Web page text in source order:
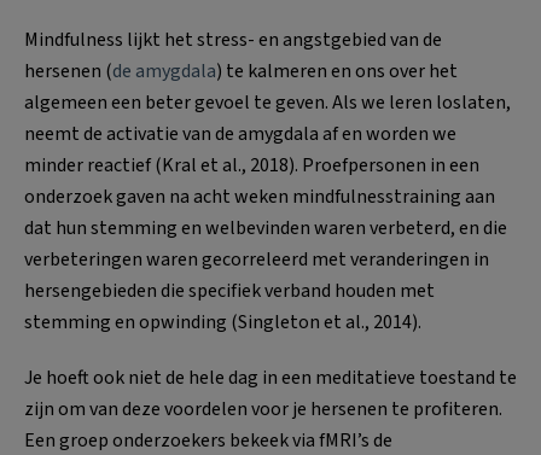
Mindfulness lijkt het stress- en angstgebied van de
hersenen (de amygdala) te kalmeren en ons over het
algemeen een beter gevoel te geven. Als we leren loslaten,
neemt de activatie van de amygdala af en worden we
minder reactief (Kral et al., 2018). Proefpersonen in een
onderzoek gaven na acht weken mindfulnesstraining aan
dat hun stemming en welbevinden waren verbeterd, en die
verbeteringen waren gecorreleerd met veranderingen in
hersengebieden die specifiek verband houden met
stemming en opwinding (Singleton et al., 2014).
Je hoeft ook niet de hele dag in een meditatieve toestand te
zijn om van deze voordelen voor je hersenen te profiteren.
Een groep onderzoekers bekeek via fMRI’s de